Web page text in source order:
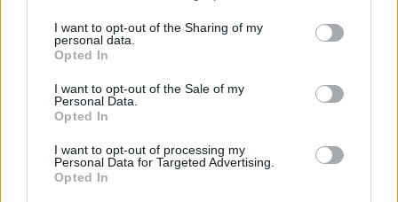
I want to opt-out of the Sharing of my
personal data.
Opted In
I want to opt-out of the Sale of my
Personal Data.
Opted In
I want to opt-out of processing my
Personal Data for Targeted Advertising.
Opted In
2025, firmata da
Saatchi&Saatchi
e pianificata da
che sono i partner della comunicazione insieme a
We Are Social
relazioni pubbliche. Nel secondo semestre dovrebbero
partire le iniziative di comunicazione per la linea Bauli
Free.
LE INTERVISTE